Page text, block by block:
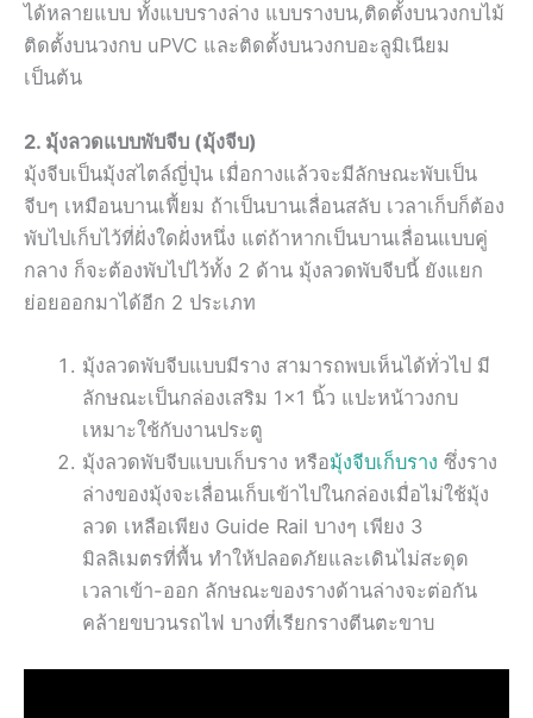
ได้หลายแบบ ทั้งแบบรางล่าง แบบรางบน,ติดตั้งบนวงกบไม้
ติดตั้งบนวงกบ uPVC และติดตั้งบนวงกบอะลูมิเนียม
เป็นต้น
2. มุ้งลวดแบบพับจีบ (มุ้งจีบ)
มุ้งจีบเป็นมุ้งสไตล์ญี่ปุ่น เมื่อกางแล้วจะมีลักษณะพับเป็น
จีบๆ เหมือนบานเฟี้ยม ถ้าเป็นบานเลื่อนสลับ เวลาเก็บก็ต้อง
พับไปเก็บไว้ที่ฝั่งใดฝั่งหนึ่ง แต่ถ้าหากเป็นบานเลื่อนแบบคู่
กลาง ก็จะต้องพับไปไว้ทั้ง 2 ด้าน มุ้งลวดพับจีบนี้ ยังแยก
ย่อยออกมาได้อีก 2 ประเภท
มุ้งลวดพับจีบแบบมีราง สามารถพบเห็นได้ทั่วไป มี
ลักษณะเป็นกล่องเสริม 1×1 นิ้ว แปะหน้าวงกบ
เหมาะใช้กับงานประตู
มุ้งลวดพับจีบแบบเก็บราง หรือมุ้งจีบเก็บราง ซึ่งราง
ล่างของมุ้งจะเลื่อนเก็บเข้าไปในกล่องเมื่อไม่ใช้มุ้ง
ลวด เหลือเพียง Guide Rail บางๆ เพียง 3
มิลลิเมตรที่พื้น ทำให้ปลอดภัยและเดินไม่สะดุด
เวลาเข้า-ออก ลักษณะของรางด้านล่างจะต่อกัน
คล้ายขบวนรถไฟ บางที่เรียกรางตีนตะขาบ